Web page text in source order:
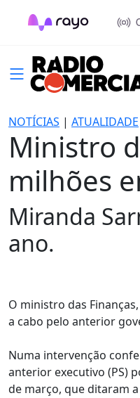
NOTÍCIAS | ATUALIDADE
Ministro
milhões
Miranda
ano.
O ministro das
a cabo pelo anterior
Numa intervenção
anterior executivo (PS)
de março, que ditaram a